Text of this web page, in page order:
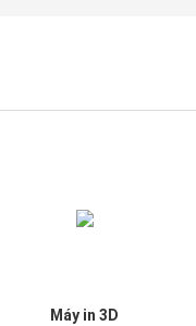
Máy in 3D